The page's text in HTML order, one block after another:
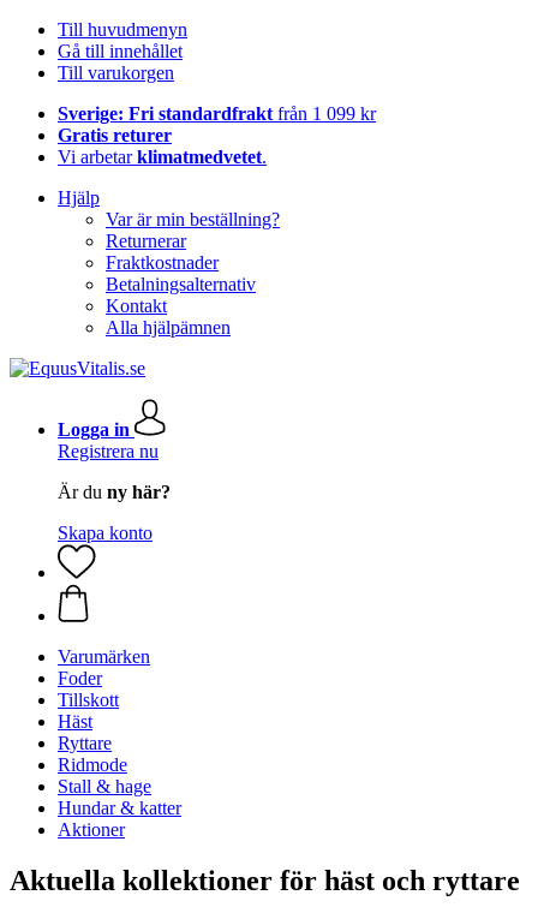
Till huvudmenyn
Gå till innehållet
Till varukorgen
Sverige: Fri standardfrakt från 1 099 kr
Gratis returer
Vi arbetarklimatmedvetet.
Hjälp
Var är min beställning?
Returnerar
Fraktkostnader
Betalningsalternativ
Kontakt
Alla hjälpämnen
Logga in
Registrera nu
Är du ny här?
Skapa konto
Varumärken
Foder
Tillskott
Häst
Ryttare
Ridmode
Stall & hage
Hundar & katter
Aktioner
Aktuella kollektioner för häst och ryttare